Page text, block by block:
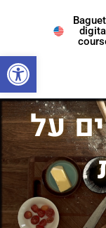
פתח
digital
על